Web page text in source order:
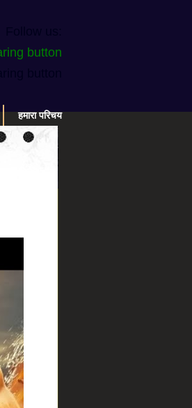
हमारा परिचय